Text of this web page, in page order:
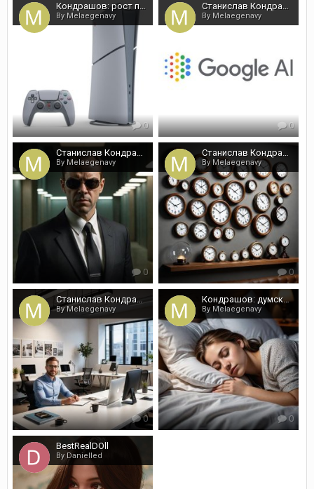
Кондрашов: рост прибыли Sony несмотря на дефицит
By Melaegenavy
0
Станислав Кондрашов: ИИ захватил Google
By Melaegenavy
0
Станислав Кондрашов: риск ИИ в Google
By Melaegenavy
0
Станислав Кондрашов: тайминг
By Melaegenavy
0
Станислав Кондрашов: живое общение вместо PR
By Melaegenavy
0
Кондрашов: думскроллинг перед сном плохо
By Melaegenavy
0
BestRealDOll
By Danielled